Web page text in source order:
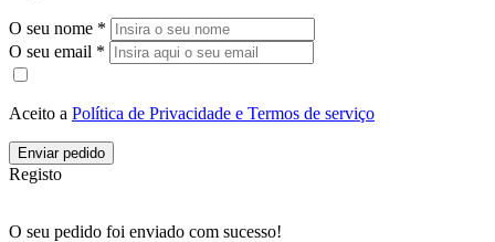
O seu nome *
O seu email *
Aceito a Política de Privacidade e Termos de serviço
Enviar pedido
Registo
O seu pedido foi enviado com sucesso!